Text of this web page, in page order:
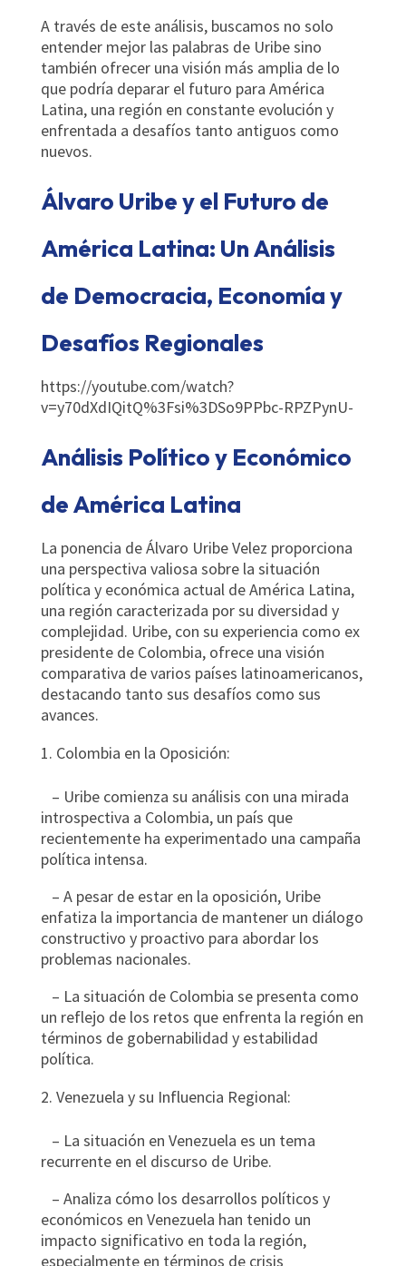
A través de este análisis, buscamos no solo
entender mejor las palabras de Uribe sino
también ofrecer una visión más amplia de lo
que podría deparar el futuro para América
Latina, una región en constante evolución y
enfrentada a desafíos tanto antiguos como
nuevos.
Álvaro Uribe y el Futuro de
América Latina: Un Análisis
de Democracia, Economía y
Desafíos Regionales
https://youtube.com/watch?
v=y70dXdIQitQ%3Fsi%3DSo9PPbc-RPZPynU-
Análisis Político y Económico
de América Latina
La ponencia de Álvaro Uribe Velez proporciona
una perspectiva valiosa sobre la situación
política y económica actual de América Latina,
una región caracterizada por su diversidad y
complejidad. Uribe, con su experiencia como ex
presidente de Colombia, ofrece una visión
comparativa de varios países latinoamericanos,
destacando tanto sus desafíos como sus
avances.
Colombia en la Oposición:
– Uribe comienza su análisis con una mirada
introspectiva a Colombia, un país que
recientemente ha experimentado una campaña
política intensa.
– A pesar de estar en la oposición, Uribe
enfatiza la importancia de mantener un diálogo
constructivo y proactivo para abordar los
problemas nacionales.
– La situación de Colombia se presenta como
un reflejo de los retos que enfrenta la región en
términos de gobernabilidad y estabilidad
política.
Venezuela y su Influencia Regional:
– La situación en Venezuela es un tema
recurrente en el discurso de Uribe.
– Analiza cómo los desarrollos políticos y
económicos en Venezuela han tenido un
impacto significativo en toda la región,
especialmente en términos de crisis